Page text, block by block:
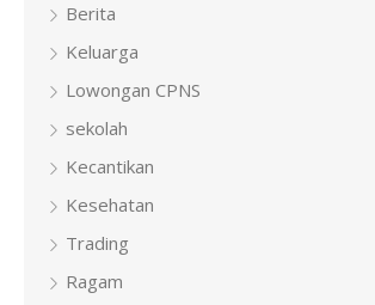
Berita
Keluarga
Lowongan CPNS
sekolah
Kecantikan
Kesehatan
Trading
Ragam